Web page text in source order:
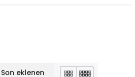
Son eklenen